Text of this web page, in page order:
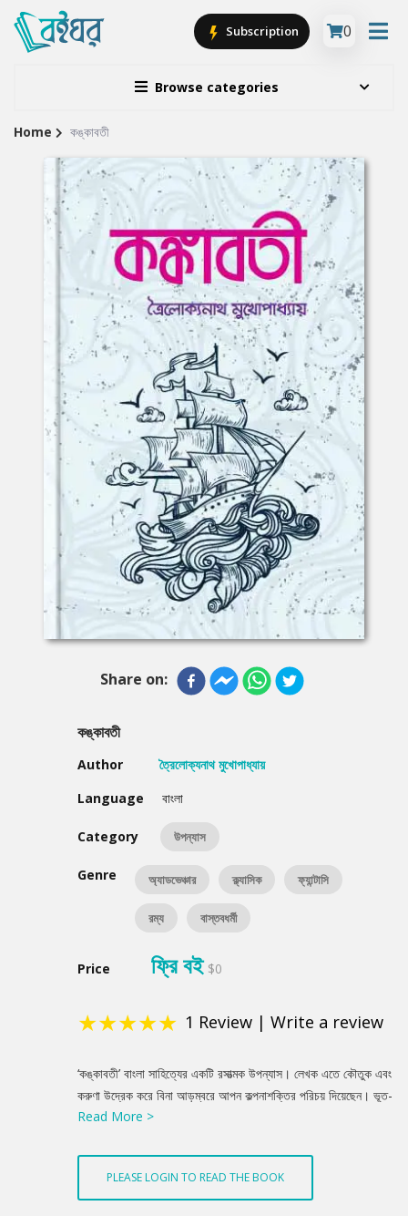
Browse categories
Subscription 0
Site
Breadcrumb
Home কঙ্কাবতী
Share on:
কঙ্কাবতী
Author
ত্রৈলোক্যনাথ মুখোপাধ্যায়
Language
বাংলা
Category উপন্যাস
Genre অ্যাডভেঞ্চার ক্ল্যাসিক ফ্যান্টাসি
রম্য বাস্তবধর্মী
Price ফ্রি বই $0
★★★★★ 1 Review | Write a review
Product
Summery
‘কঙ্কাবতী’ বাংলা সাহিত্যের একটি রসাত্মক উপন্যাস। লেখক এতে কৌতুক এবং
করুণা উদ্রেক করে বিনা আড়ম্বরে আপন কল্পনাশক্তির পরিচয় দিয়েছেন। ভূত-
প্রেত ও কাল্পনিক জীব-জন্তু-এর এমন এক জগৎ নির্মাণ করেছেন যার অভিনবত্ব
আমদানি করেন কঙ্কাবতীকে। উপন্যাসের প্রথম ভাগে বর্ণিত হয়েছে বাস্তব
জীবনের কথা। দ্বিতীয় ভাগে লেখক তাঁর লেখা নিয়ে যান রূপকথার কল্পজগতে।
এ জগৎ ঘুরে এসে তিনি ফিরে যান বাস্তবলোকে। লেখক ত্রৈলোক্যনাথ
Read More >
PLEASE LOGIN TO READ THE BOOK